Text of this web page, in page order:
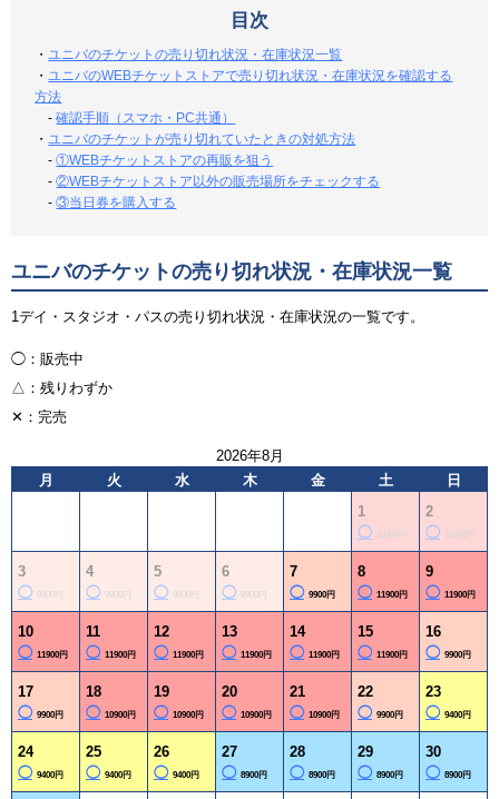
目次
・ユニバのチケットの売り切れ状況・在庫状況一覧
・ユニバのWEBチケットストアで売り切れ状況・在庫状況を確認する
方法
-確認手順（スマホ・PC共通）
・ユニバのチケットが売り切れていたときの対処方法
-①WEBチケットストアの再販を狙う
-②WEBチケットストア以外の販売場所をチェックする
-③当日券を購入する
ユニバのチケットの売り切れ状況・在庫状況一覧
1デイ・スタジオ・パスの売り切れ状況・在庫状況の一覧です。
◯：販売中
△：残りわずか
✕：完売
2026年8月
月
火 水 木 金 土
日
1
◯ 10900円
2
◯ 10900円
3
◯ 9900円
4
◯ 9900円
5
◯ 9900円
6
◯ 9900円
7
◯ 9900円
8
◯ 11900円
9
◯ 11900円
10
◯ 11900円
11
◯ 11900円
12
◯ 11900円
13
◯ 11900円
14
◯ 11900円
15
◯ 11900円
16
◯ 9900円
17
◯ 9900円
18
◯ 10900円
19
◯ 10900円
20
◯ 10900円
21
◯ 10900円
22
◯ 9900円
23
◯ 9400円
24
◯ 9400円
25
◯ 9400円
26
◯ 9400円
27
◯ 8900円
28
◯ 8900円
29
◯ 8900円
30
◯ 8900円